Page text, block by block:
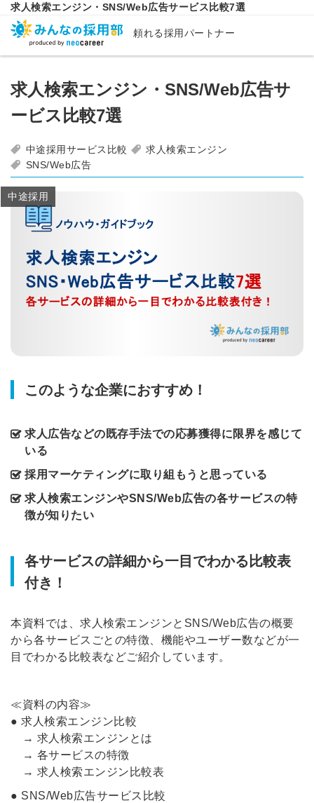
求人検索エンジン・SNS/Web広告サービス比較7選
頼れる採用パートナー
求人検索エンジン・SNS/Web広告サ
ービス比較7選
中途採用サービス比較
求人検索エンジン
SNS/Web広告
中途採用
このような企業におすすめ！
求人広告などの既存手法での応募獲得に限界を感じて
いる
採用マーケティングに取り組もうと思っている
求人検索エンジンやSNS/Web広告の各サービスの特
徴が知りたい
各サービスの詳細から一目でわかる比較表
付き！
本資料では、求人検索エンジンとSNS/Web広告の概要
から各サービスごとの特徴、機能やユーザー数などが一
目でわかる比較表などご紹介しています。
≪資料の内容≫
● 求人検索エンジン比較
→ 求人検索エンジンとは
→ 各サービスの特徴
→ 求人検索エンジン比較表
● SNS/Web広告サービス比較